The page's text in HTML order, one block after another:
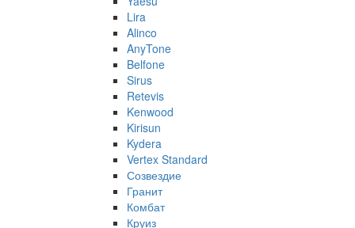
Lira
Alinco
AnyTone
Belfone
Sirus
Retevis
Kenwood
Kirisun
Kydera
Vertex Standard
Созвездие
Гранит
Комбат
Круиз